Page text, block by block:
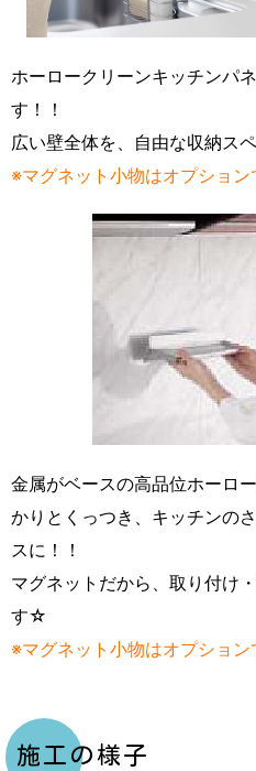
ホーロークリーンキッチンパ
す！！
広い壁全体を、自由な収納ス
※マグネット小物はオプション
金属がベースの高品位ホーロ
かりとくっつき、キッチンの
スに！！
マグネットだから、取り付け
す☆
※マグネット小物はオプション
施工の様子